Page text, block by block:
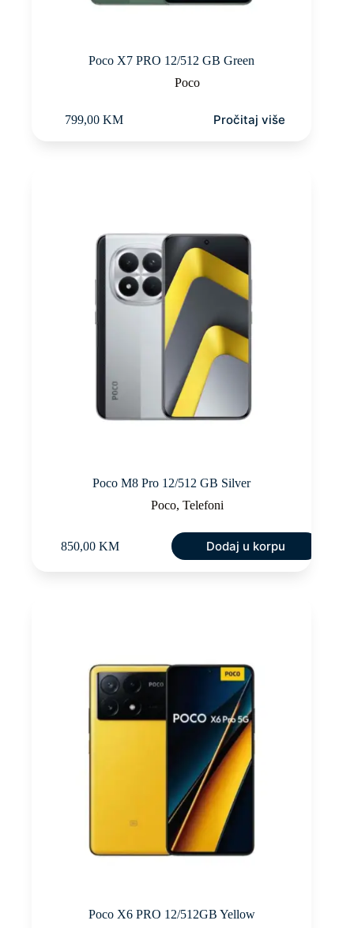
Poco X7 PRO 12/512 GB Green
Poco
799,00 KM Pročitaj više
Poco M8 Pro 12/512 GB Silver
Poco,Telefoni
850,00 KM Dodaj u korpu
Poco X6 PRO 12/512GB Yellow